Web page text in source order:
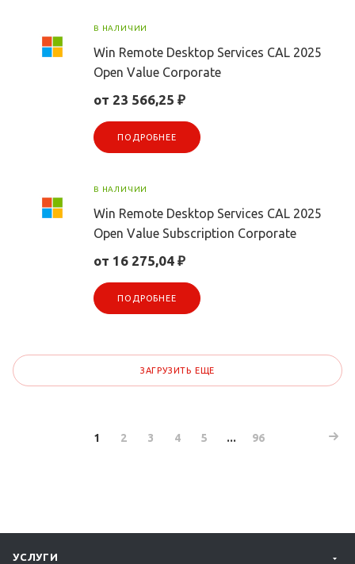
В НАЛИЧИИ
Win Remote Desktop Services CAL 2025
Open Value Corporate
от 23 566,25 ₽
ПОДРОБНЕЕ
В НАЛИЧИИ
Win Remote Desktop Services CAL 2025
Open Value Subscription Corporate
от 16 275,04 ₽
ПОДРОБНЕЕ
ЗАГРУЗИТЬ ЕЩЕ
1 2 3 4 5 ... 96
УСЛУГИ